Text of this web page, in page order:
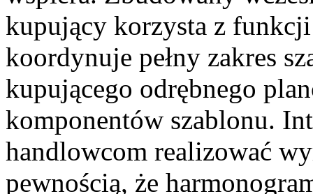
kupujący korzysta z
koordynuje pełny zakres
kupującego odrębnego
komponentów szablonu.
handlowcom realizować
pewnością, że